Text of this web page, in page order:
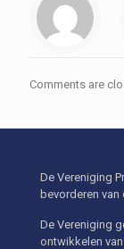
Comments are
De Vereniging
bevorderen
De Vereniging
ontwikkelen